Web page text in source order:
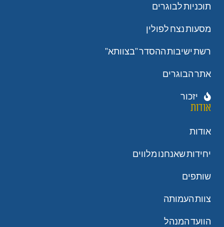
תוכניות לבוגרים
מסעות נצח לפולין
רשת ישיבות ההסדר "בצוותא"
אתר הבוגרים
יזכור
אודות
אודות
יחידות שאנחנו מלווים
שותפים
צוות העמותה
הוועד המנהל